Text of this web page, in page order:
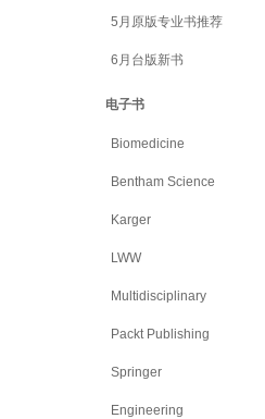
5月原版专业书推荐
6月台版新书
电子书
Biomedicine
Bentham Science
Karger
LWW
Multidisciplinary
Packt Publishing
Springer
Engineering